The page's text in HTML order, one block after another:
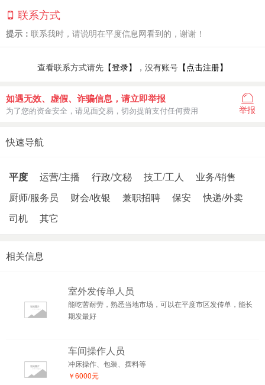
联系方式
提示： 联系我时，请说明在平度信息网看到的，谢谢！
查看联系方式请先 【登录】 ，没有账号 【点击注册】
如遇无效、虚假、诈骗信息，请立即举报
为了您的资金安全，请见面交易，切勿提前支付任何费用 举报
快速导航
平度 运营/主播 行政/文秘 技工/工人
业务/销售
厨师/服务员
财会/收银 兼职招聘 保安
快递/外卖
司机
其它
相关信息
室外发传单人员
能吃苦耐劳，熟悉当地市场，可以在平度市区发传单，能长
期发最好
车间操作人员
冲床操作、包装、摆料等
￥6000元